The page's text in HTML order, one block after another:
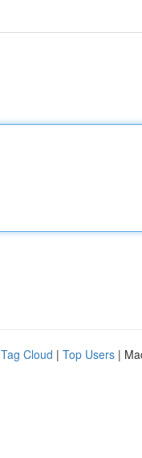
Tag Cloud | Top Users |